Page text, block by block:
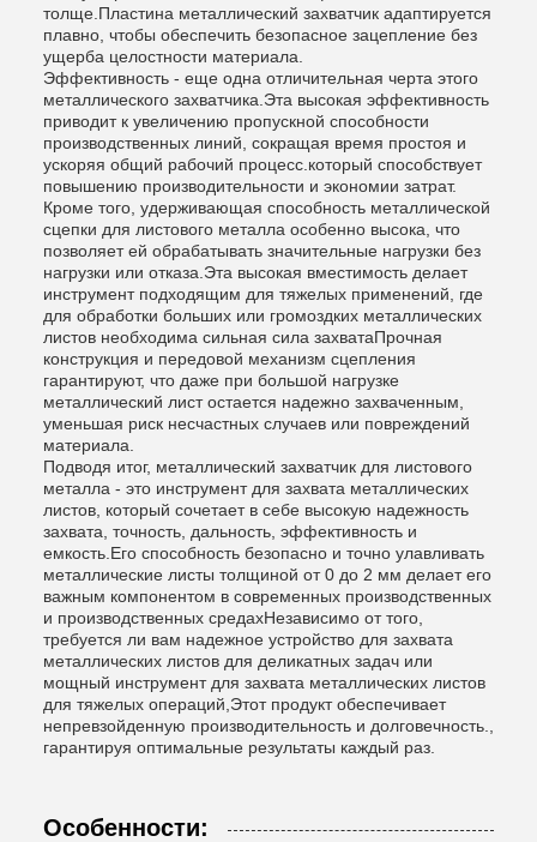
толще.Пластина металлический захватчик адаптируется
плавно, чтобы обеспечить безопасное зацепление без
ущерба целостности материала.
Эффективность - еще одна отличительная черта этого
металлического захватчика.Эта высокая эффективность
приводит к увеличению пропускной способности
производственных линий, сокращая время простоя и
ускоряя общий рабочий процесс.который способствует
повышению производительности и экономии затрат.
Кроме того, удерживающая способность металлической
сцепки для листового металла особенно высока, что
позволяет ей обрабатывать значительные нагрузки без
нагрузки или отказа.Эта высокая вместимость делает
инструмент подходящим для тяжелых применений, где
для обработки больших или громоздких металлических
листов необходима сильная сила захватаПрочная
конструкция и передовой механизм сцепления
гарантируют, что даже при большой нагрузке
металлический лист остается надежно захваченным,
уменьшая риск несчастных случаев или повреждений
материала.
Подводя итог, металлический захватчик для листового
металла - это инструмент для захвата металлических
листов, который сочетает в себе высокую надежность
захвата, точность, дальность, эффективность и
емкость.Его способность безопасно и точно улавливать
металлические листы толщиной от 0 до 2 мм делает его
важным компонентом в современных производственных
и производственных средахНезависимо от того,
требуется ли вам надежное устройство для захвата
металлических листов для деликатных задач или
мощный инструмент для захвата металлических листов
для тяжелых операций,Этот продукт обеспечивает
непревзойденную производительность и долговечность.,
гарантируя оптимальные результаты каждый раз.
Особенности: